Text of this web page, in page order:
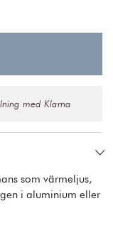
med Klarna
som värmeljus,
i aluminium eller